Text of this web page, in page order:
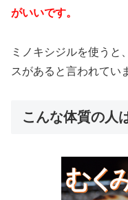
がいいです。
ミノキシジルを使うと
スがあると言われてい
こんな体質の人